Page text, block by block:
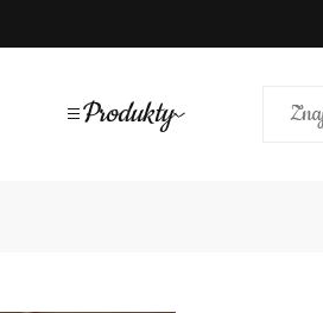
Produkty